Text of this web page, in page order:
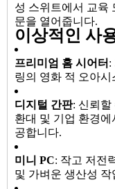
성 스위트에서 교육
문을 열어줍니다.
이상적인 사
프리미엄 홈 시어터 :
링의 영화 적 오아
디지털 간판: 신뢰할
환대 및 기업 환경에
공합니다.
미니 PC: 작고 저전
및 가벼운 생산성